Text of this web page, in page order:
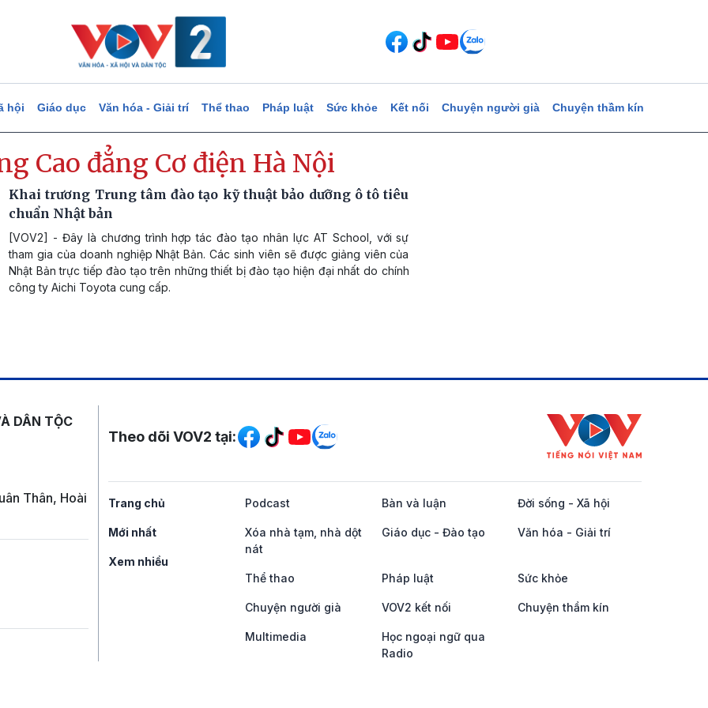
hội Giáo dục Văn hóa - Giải trí Thể thao Pháp luật Sức khỏe Kết nối Chuyện người già Chuyện thầm kín
Cao đẳng Cơ điện Hà Nội
Khai trương Trung tâm đào tạo kỹ thuật bảo dưỡng ô tô tiêu
chuẩn Nhật bản
[VOV2] - Đây là chương trình hợp tác đào tạo nhân lực AT School, với sự
tham gia của doanh nghiệp Nhật Bản. Các sinh viên sẽ được giảng viên của
Nhật Bản trực tiếp đào tạo trên những thiết bị đào tạo hiện đại nhất do chính
công ty Aichi Toyota cung cấp.
DÂN TỘC
Thân, Hoài
Mạng xã hội
Theo dõi VOV2 tại:
Trang chủ
Mới nhất
Xem nhiều
Podcast Bàn và luận Đời sống - Xã hội
Xóa nhà tạm, nhà dột
nát
Giáo dục - Đào tạo Văn hóa - Giải trí
Thể thao Pháp luật Sức khỏe
Chuyện người già VOV2 kết nối Chuyện thầm kín
Multimedia
Học ngoại ngữ qua
Radio